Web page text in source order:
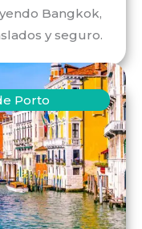
Bangkok,
y seguro.
Porto